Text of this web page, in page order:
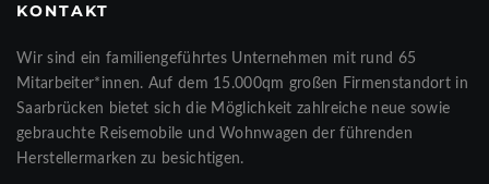
KONTAKT
Wir sind ein familiengeführtes Unternehmen mit rund 65
Mitarbeiter*innen. Auf dem 15.000qm großen Firmenstandort in
Saarbrücken bietet sich die Möglichkeit zahlreiche neue sowie
gebrauchte Reisemobile und Wohnwagen der führenden
Herstellermarken zu besichtigen.